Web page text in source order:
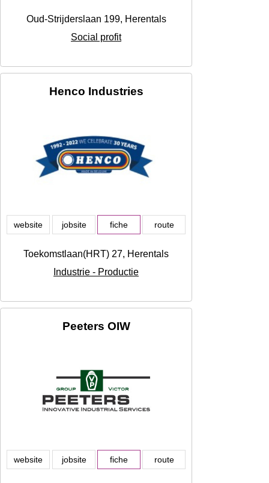
Oud-Strijderslaan 199, Herentals
Social profit
Henco Industries
website jobsite fiche route
Toekomstlaan(HRT) 27, Herentals
Industrie - Productie
Peeters OIW
website jobsite fiche route